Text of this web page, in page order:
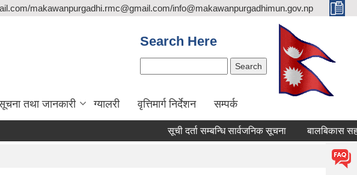
makawanpurgadhi.rmc@gmail.com/info@makawanpurgadhimun.gov.np
Search Here
तथा जानकारी ग्यालरी वृत्तिमार्ग निर्देशन सम्पर्क
सूची दर्ता सम्बन्धि सार्वजनिक सूचना बालबिकास सहजकर्ता